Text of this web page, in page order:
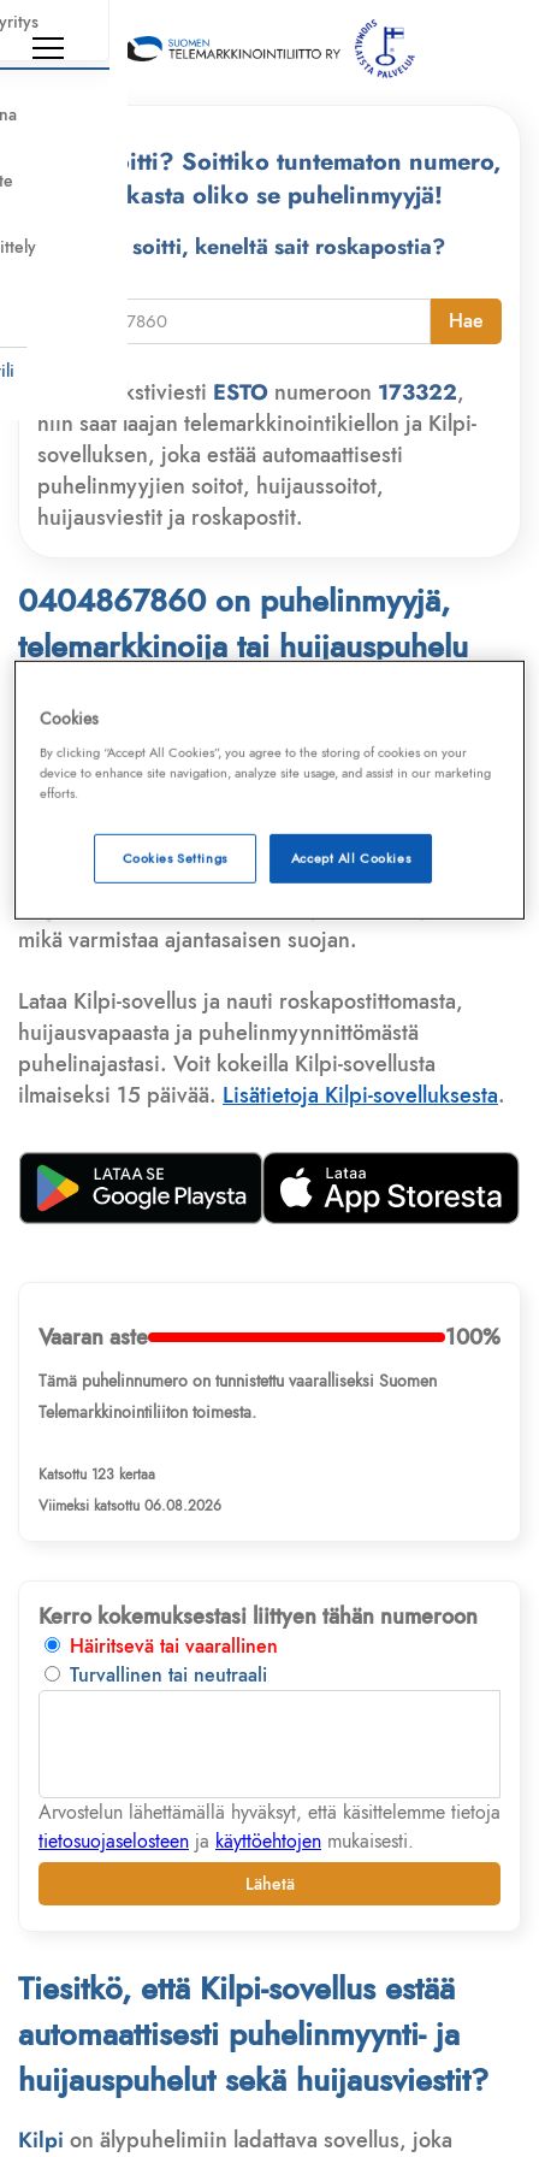
Kuka soitti? Soittiko tuntematon numero,
tarkasta oliko se puhelinmyyjä!
Kuka soitti, keneltä sait roskapostia?
Hae
Lähetä tekstiviesti ESTO numeroon 173322,
niin saat laajan telemarkkinointikiellon ja Kilpi-
sovelluksen, joka estää automaattisesti
puhelinmyyjien soitot, huijaussoitot,
huijausviestit ja roskapostit.
0404867860 on puhelinmyyjä,
telemarkkinoija tai huijauspuhelu
Puhelinnumero
Telemarkkinointiliiton jaKilpi-sovelluksen
tietokannasta, joka kattaa satoja tuhansia
Lisäksi tunnistamme automaattisesti, jos kyseessä on
puhelinhuijarin numero, sähköpostiosoitetai
huijausviesti. Tietokantaamme päivitetään jatkuvasti,
mikä varmistaa ajantasaisen suojan.
Lataa Kilpi-sovellus ja nauti roskapostittomasta,
huijausvapaasta ja puhelinmyynnittömästä
puhelinajastasi. Voit kokeilla Kilpi-sovellusta
ilmaiseksi 15 päivää. Lisätietoja Kilpi-sovelluksesta.
Vaaran aste 100%
Tämä puhelinnumero on tunnistettu vaaralliseksi Suomen
Telemarkkinointiliiton toimesta.
Katsottu 123 kertaa
Viimeksi katsottu 06.08.2026
Kerro kokemuksestasi liittyen tähän numeroon
Häiritsevä tai vaarallinen
Turvallinen tai neutraali
Arvostelun lähettämällä hyväksyt, että käsittelemme tietoja
tietosuojaselosteen ja käyttöehtojen mukaisesti.
Lähetä
Tiesitkö, että Kilpi-sovellus estää
automaattisesti puhelinmyynti- ja
huijauspuhelut sekä huijausviestit?
Kilpi on älypuhelimiin ladattava sovellus, joka
Cookies
By clicking “Accept All Cookies”, you agree to the storing of cookies on your
device to enhance site navigation, analyze site usage, and assist in our marketing
efforts.
Accept All Cookies
Cookies Settings